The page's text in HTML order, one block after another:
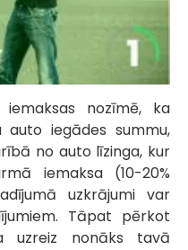
nozīmē, ka
auto iegādes summu,
no auto līzinga, kur
iemaksa (10-20%
uzkrājumi var
Tāpat pērkot
uzreiz nonāks tavā